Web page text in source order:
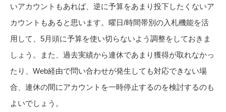
いアカウントもあれば、逆に予算をあまり投下したくないア
カウントもあると思います。曜日/時間帯別の入札機能を活
用して、5月頭に予算を使い切らないよう調整をしておきま
しょう。また、過去実績から連休であまり獲得が取れなかっ
たり、Web経由で問い合わせが発生しても対応できない場
合、連休の間にアカウントを一時停止するのを検討するのも
よいでしょう。